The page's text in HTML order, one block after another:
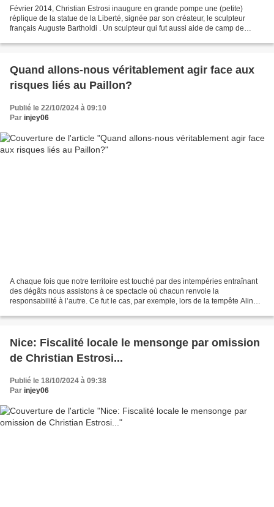
Février 2014, Christian Estrosi inaugure en grande pompe une (petite)
réplique de la statue de la Liberté, signée par son créateur, le sculpteur
français Auguste Bartholdi . Un sculpteur qui fut aussi aide de camp de
Quand allons-nous véritablement agir face aux
risques liés au Paillon?
Publié le 22/10/2024 à 09:10
Par injey06
A chaque fois que notre territoire est touché par des intempéries entraînant
des dégâts nous assistons à ce spectacle où chacun renvoie la
responsabilité à l’autre. Ce fut le cas, par exemple, lors de la tempête Aline.
Nice: Fiscalité locale le mensonge par omission
de Christian Estrosi...
Publié le 18/10/2024 à 09:38
Par injey06